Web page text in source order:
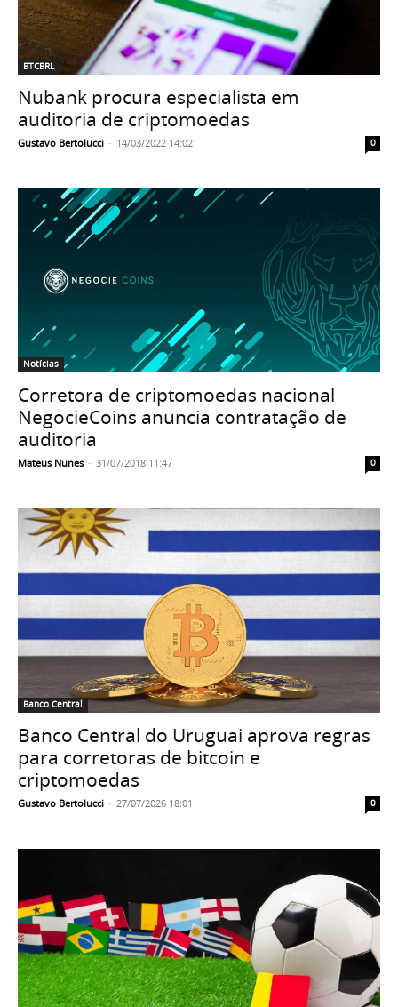
BTCBRL
Nubank procura especialista em
auditoria de criptomoedas
Gustavo Bertolucci - 14/03/2022 14:02 0
Notícias
Corretora de criptomoedas nacional
NegocieCoins anuncia contratação de
auditoria
Mateus Nunes - 31/07/2018 11:47 0
Banco Central
Banco Central do Uruguai aprova regras
para corretoras de bitcoin e
criptomoedas
Gustavo Bertolucci - 27/07/2026 18:01 0